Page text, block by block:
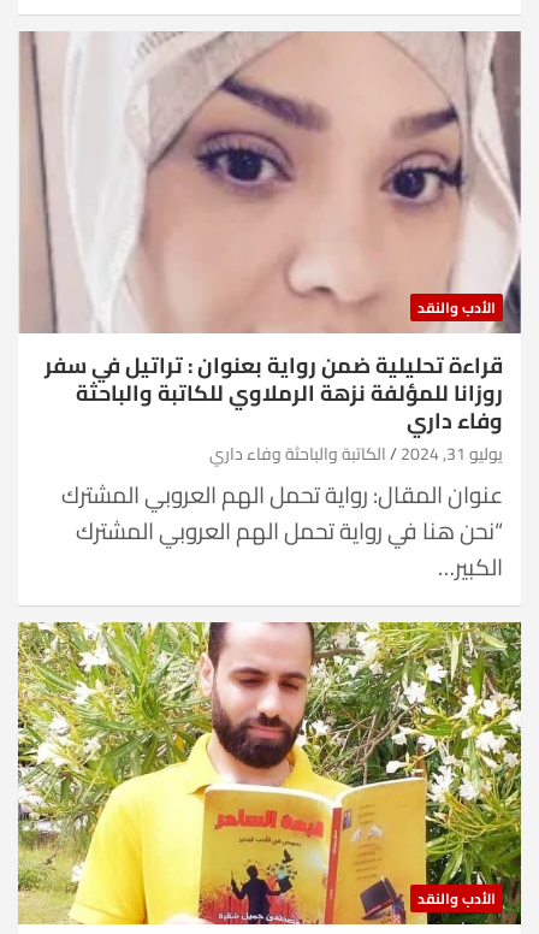
الأدب والنقد
قراءة تحليلية ضمن رواية بعنوان : تراتيل في سفر
روزانا للمؤلفة نزهة الرملاوي للكاتبة والباحثة
وفاء داري
يوليو 31, 2024 الكاتبة والباحثة وفاء داري
عنوان المقال: رواية تحمل الهم العروبي المشترك
“نحن هنا في رواية تحمل الهم العروبي المشترك
الكبير…
الأدب والنقد